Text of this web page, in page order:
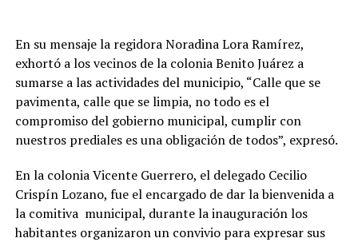
En su mensaje la regidora Noradina Lora Ramírez,
exhortó a los vecinos de la colonia Benito Juárez a
sumarse a las actividades del municipio, “Calle que se
pavimenta, calle que se limpia, no todo es el
compromiso del gobierno municipal, cumplir con
nuestros prediales es una obligación de todos”, expresó.
En la colonia Vicente Guerrero, el delegado Cecilio
Crispín Lozano, fue el encargado de dar la bienvenida a
la comitiva municipal, durante la inauguración los
habitantes organizaron un convivio para expresar sus